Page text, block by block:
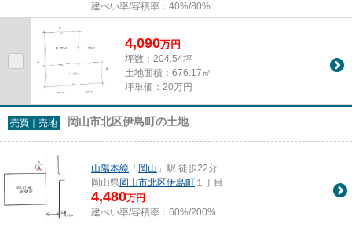
建ぺい率/容積率： 40%/80%
4,090万円
坪数：204.54坪
土地面積：676.17㎡
坪単価：20万円
売買｜売地 岡山市北区伊島町の土地
山陽本線 「 岡山 」駅 徒歩22分
岡山県岡山市北区伊島町 １丁目
4,480万円
建ぺい率/容積率： 60%/200%